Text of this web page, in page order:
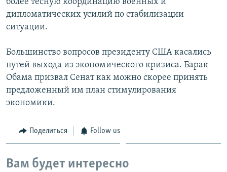
дипломатических усилий по стабилизации
ситуации.
Большинство вопросов президенту США касались
путей выхода из экономического кризиса. Барак
Обама призвал Сенат как можно скорее принять
предложенный им план стимулирования
экономики.
Поделиться Follow us
Вам будет интересно